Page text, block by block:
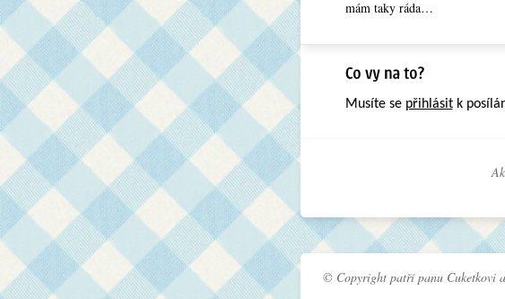
mám taky ráda…
Musíte se přihlásitk
© Copyright patří panu Cuketkovi